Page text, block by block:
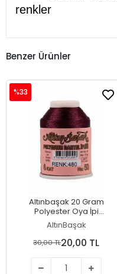
renkler
Benzer Ürünler
Altınbaşak 20 Gram
Polyester Oya İpi
(Renk:480)
AltınBaşak
%33
30,00 TL20,00 TL